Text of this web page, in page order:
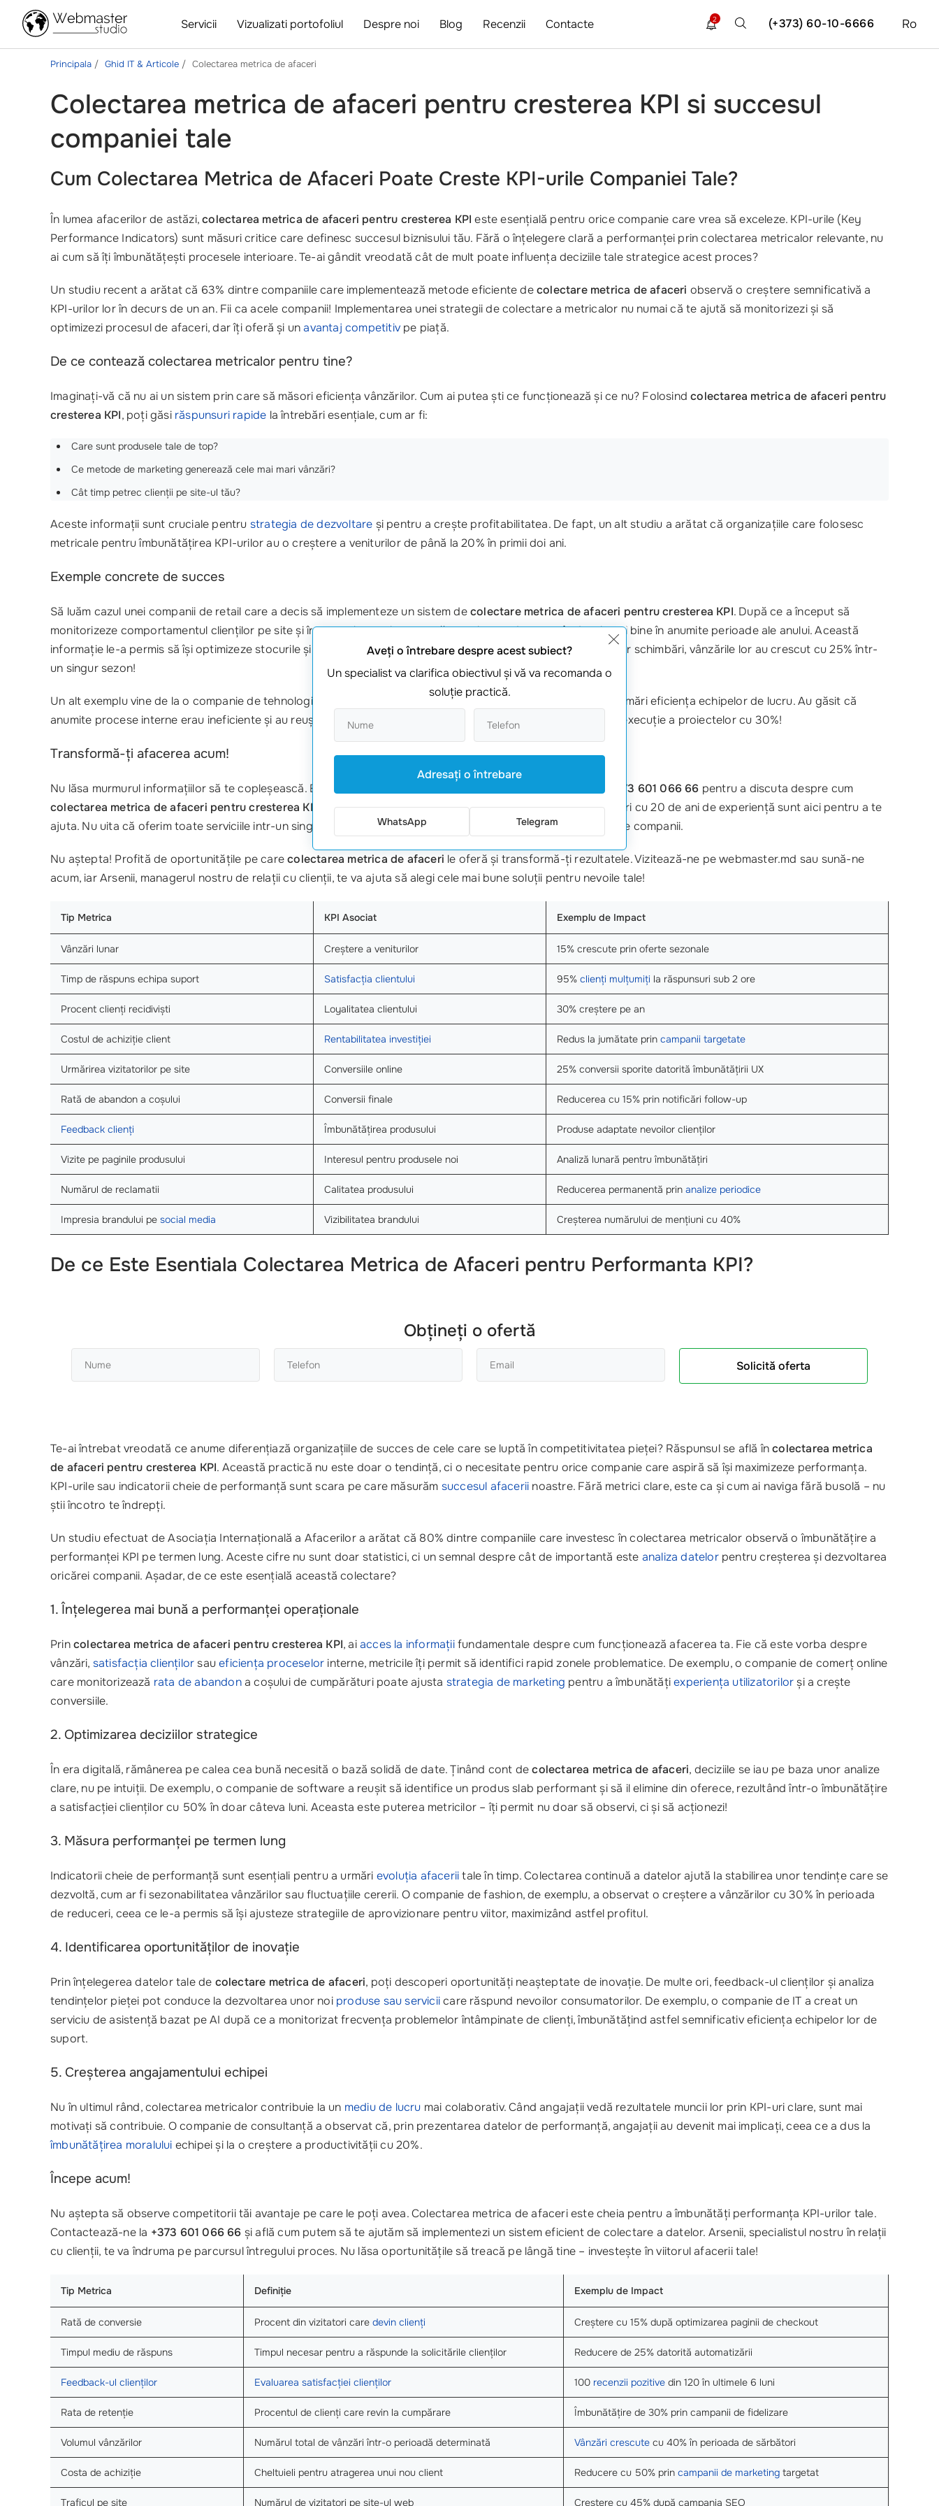
Servicii Vizualizati portofoliul Despre noi Blog Recenzii Contacte Ro
(+373) 60-10-6666
2
Principala Ghid IT & Articole Colectarea metrica de afaceri
Colectarea metrica de afaceri pentru cresterea KPI si succesul
companiei tale
Cum Colectarea Metrica de Afaceri Poate Creste KPI-urile Companiei Tale?
În lumea afacerilor de astăzi,colectarea metrica de afaceri pentru cresterea KPI este esențială pentru orice companie care vrea să exceleze. KPI-urile (Key
Performance Indicators) sunt măsuri critice care definesc succesul biznisului tău. Fără o înțelegere clară a performanței prin colectarea metricalor relevante, nu
ai cum să îți îmbunătățești procesele interioare. Te-ai gândit vreodată cât de mult poate influența deciziile tale strategice acest proces?
Un studiu recent a arătat că 63% dintre companiile care implementează metode eficiente decolectare metrica de afaceri observă o creștere semnificativă a
KPI-urilor lor în decurs de un an. Fii ca acele companii! Implementarea unei strategii de colectare a metricalor nu numai că te ajută să monitorizezi și să
optimizezi procesul de afaceri, dar îți oferă și unavantaj competitiv pe piață.
De ce contează colectarea metricalor pentru tine?
Imaginați-vă că nu ai un sistem prin care să măsori eficiența vânzărilor. Cum ai putea ști ce funcționează și ce nu? Folosindcolectarea metrica de afaceri pentru
cresterea KPI, poți găsi răspunsuri rapide la întrebări esențiale, cum ar fi:
Care sunt produsele tale de top?
Ce metode de marketing generează cele mai mari vânzări?
Cât timp petrec clienții pe site-ul tău?
Aceste informații sunt cruciale pentru strategia de dezvoltare și pentru a crește profitabilitatea. De fapt, un alt studiu a arătat că organizațiile care folosesc
metricale pentru îmbunătățirea KPI-urilor au o creștere a veniturilor de până la 20% în primii doi ani.
Exemple concrete de succes
Să luăm cazul unei companii de retail care a decis să implementeze un sistem decolectare metrica de afaceri pentru cresterea KPI. După ce a început să
monitorizeze comportamentul clienților pe site și în magazine, a observat că anumite produse se vând mult mai bine în anumite perioade ale anului. Această
informație le-a permis să își optimizeze stocurile și să îmbunătățească campaniile de marketing. În urma acestor schimbări, vânzările lor au crescut cu 25% într-
un singur sezon!
Un alt exemplu vine de la o companie de tehnologie care a folosit colectarea metrica de afaceri
pentru a-și urmări eficiența echipelor de lucru. Au găsit că
anumite procese interne erau ineficiente și au reușit să le reconfigureze. Rezultatul? O reducere a timpului de execuție a proiectelor cu 30%!
Transformă-ți afacerea acum!
Nu lăsa murmurul informațiilor să te copleșească. Este timpul să îți transformi afacerea! Contactează-ne la +373 601 066 66 pentru a discuta despre cum
colectarea metrica de afaceri pentru cresterea KPI
poate duceafacerea tala următorul nivel. Specialistii noștri cu 20 de ani de experiență sunt aici pentru a te
ajuta. Nu uita că oferim toate serviciile intr-un singur loc, astfel încât nu trebuie să te mai preocupi de mai multe companii.
Nu aștepta! Profită de oportunitățile pe carecolectarea metrica de afaceri le oferă și transformă-ți rezultatele. Vizitează-ne pe webmaster.md sau sună-ne
acum, iar Arsenii, managerul nostru de relații cu clienții, te va ajuta să alegi cele mai bune soluții pentru nevoile tale!
Tip Metrica KPI Asociat Exemplu de Impact
Vânzări lunar Creștere a veniturilor 15% crescute prin oferte sezonale
Timp de răspuns echipa suport Satisfacția clientului 95% clienți mulțumiți la răspunsuri sub 2 ore
Procent clienți recidiviști Loyalitatea clientului 30% creștere pe an
Costul de achiziție client Rentabilitatea investiției Redus la jumătate prin campanii targetate
Urmărirea vizitatorilor pe site Conversiile online 25% conversii sporite datorită îmbunătățirii UX
Rată de abandon a coșului Conversii finale Reducerea cu 15% prin notificări follow-up
Feedback clienți Îmbunătățirea produsului Produse adaptate nevoilor clienților
Vizite pe paginile produsului Interesul pentru produsele noi Analiză lunară pentru îmbunătățiri
Numărul de reclamatii Calitatea produsului Reducerea permanentă prin analize periodice
Impresia brandului pe social media Vizibilitatea brandului Creșterea numărului de mențiuni cu 40%
De ce Este Esentiala Colectarea Metrica de Afaceri pentru Performanta KPI?
Obțineți o ofertă
Solicită oferta
Te-ai întrebat vreodată ce anume diferențiază organizațiile de succes de cele care se luptă în competitivitatea pieței? Răspunsul se află încolectarea metrica
de afaceri pentru cresterea KPI. Această practică nu este doar o tendință, ci o necesitate pentru orice companie care aspiră să își maximizeze performanța.
KPI-urile sau indicatorii cheie de performanță sunt scara pe care măsurăm succesul afacerii noastre. Fără metrici clare, este ca și cum ai naviga fără busolă – nu
știi încotro te îndrepți.
Un studiu efectuat de Asociația Internațională a Afacerilor a arătat că 80% dintre companiile care investesc în colectarea metricalor observă o îmbunătățire a
performanței KPI pe termen lung. Aceste cifre nu sunt doar statistici, ci un semnal despre cât de importantă este analiza datelorpentru creșterea și dezvoltarea
oricărei companii. Așadar, de ce este esențială această colectare?
1. Înțelegerea mai bună a performanței operaționale
Princolectarea metrica de afaceri pentru cresterea KPI, aiacces la informațiifundamentale despre cum funcționează afacerea ta. Fie că este vorba despre
vânzări, satisfacția cliențilorsaueficiența proceselor interne, metricile îți permit să identifici rapid zonele problematice. De exemplu, o companie de comerț online
care monitorizează rata de abandona coșului de cumpărături poate ajusta strategia de marketing pentru a îmbunătățiexperiența utilizatorilorși a crește
conversiile.
2. Optimizarea deciziilor strategice
În era digitală, rămânerea pe calea cea bună necesită o bază solidă de date. Ținând cont decolectarea metrica de afaceri, deciziile se iau pe baza unor analize
clare, nu pe intuiții. De exemplu, o companie de software a reușit să identifice un produs slab performant și să il elimine din oferece, rezultând într-o îmbunătățire
a satisfacției clienților cu 50% în doar câteva luni. Aceasta este puterea metricilor – îți permit nu doar să observi, ci și să acționezi!
3. Măsura performanței pe termen lung
Indicatorii cheie de performanță sunt esențiali pentru a urmări evoluția afaceriitale în timp. Colectarea continuă a datelor ajută la stabilirea unor tendințe care se
dezvoltă, cum ar fi sezonabilitatea vânzărilor sau fluctuațiile cererii. O companie de fashion, de exemplu, a observat o creștere a vânzărilor cu 30% în perioada
de reduceri, ceea ce le-a permis să își ajusteze strategiile de aprovizionare pentru viitor, maximizând astfel profitul.
4. Identificarea oportunităților de inovație
Prin înțelegerea datelor tale de colectare metrica de afaceri, poți descoperi oportunități neașteptate de inovație. De multe ori, feedback-ul clienților și analiza
tendințelor pieței pot conduce la dezvoltarea unor noi produse sau serviciicare răspund nevoilor consumatorilor. De exemplu, o companie de IT a creat un
serviciu de asistență bazat pe AI după ce a monitorizat frecvența problemelor întâmpinate de clienți, îmbunătățind astfel semnificativ eficiența echipelor lor de
suport.
5. Creșterea angajamentului echipei
Nu în ultimul rând, colectarea metricalor contribuie la un mediu de lucru mai colaborativ. Când angajații vedă rezultatele muncii lor prin KPI-uri clare, sunt mai
motivați să contribuie. O companie de consultanță a observat că, prin prezentarea datelor de performanță, angajații au devenit mai implicați, ceea ce a dus la
îmbunătățirea moralului echipei și la o creștere a productivității cu 20%.
Începe acum!
Nu aștepta să observe competitorii tăi avantaje pe care le poți avea. Colectarea metrica de afaceri este cheia pentru a îmbunătăți performanța KPI-urilor tale.
Contactează-ne la +373 601 066 66 și află cum putem să te ajutăm să implementezi un sistem eficient de colectare a datelor. Arsenii, specialistul nostru în relații
cu clienții, te va îndruma pe parcursul întregului proces. Nu lăsa oportunitățile să treacă pe lângă tine – investește în viitorul afacerii tale!
Tip Metrica Definiție Exemplu de Impact
Rată de conversie Procent din vizitatori care devin clienți Creștere cu 15% după optimizarea paginii de checkout
Timpul mediu de răspuns Timpul necesar pentru a răspunde la solicitările clienților Reducere de 25% datorită automatizării
Feedback-ul clienților Evaluarea satisfacției clienților 100 recenzii pozitive din 120 în ultimele 6 luni
Rata de retenție Procentul de clienți care revin la cumpărare Îmbunătățire de 30% prin campanii de fidelizare
Volumul vânzărilor Numărul total de vânzări într-o perioadă determinată Vânzări crescute cu 40% în perioada de sărbători
Costa de achiziție Cheltuieli pentru atragerea unui nou client Reducere cu 50% prin campanii de marketing targetat
Traficul pe site Numărul de vizitatori pe site-ul web Crestere cu 45% după campania SEO
Aveţi o întrebare despre acest subiect?
Un specialist va clarifica obiectivul şi vă va recomanda o
soluţie practică.
Adresaţi o întrebare
WhatsApp Telegram